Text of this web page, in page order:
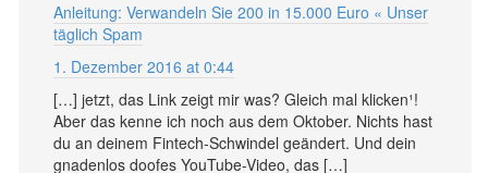
Anleitung: Verwandeln Sie 200 in 15.000 Euro « Unser
täglich Spam
1. Dezember 2016 at 0:44
[…] jetzt, das Link zeigt mir was? Gleich mal klicken¹!
Aber das kenne ich noch aus dem Oktober. Nichts hast
du an deinem Fintech-Schwindel geändert. Und dein
gnadenlos doofes YouTube-Video, das […]